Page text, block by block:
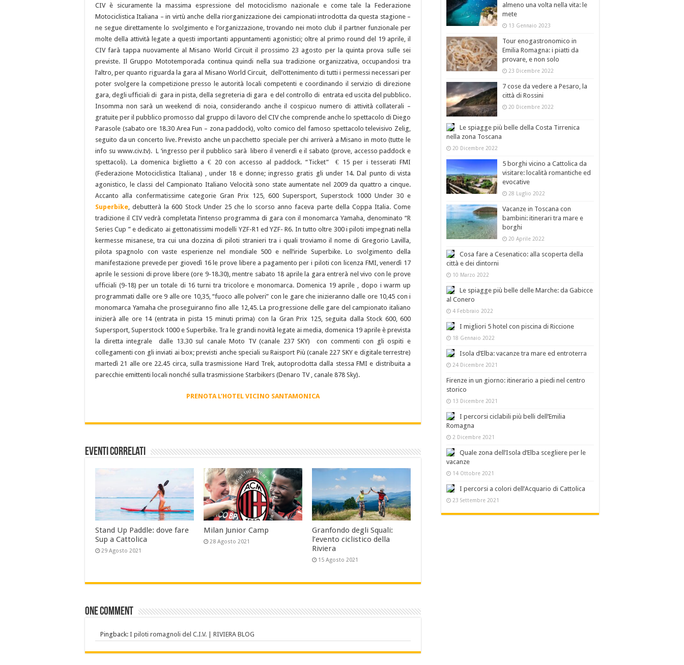
CIV è sicuramente la massima espressione del motociclismo nazionale e come tale la Federazione
Motociclistica Italiana – in virtù anche della riorganizzazione dei campionati introdotta da questa stagione –
ne segue direttamente lo svolgimento e l’organizzazione, trovando nei moto club il partner funzionale per
molte della attività legate a questi importanti appuntamenti agonistici; oltre al primo round del 19 aprile, il
CIV farà tappa nuovamente al Misano World Circuit il prossimo 23 agosto per la quinta prova sulle sei
previste. Il Gruppo Mototemporada continua quindi nella sua tradizione organizzativa, occupandosi tra
l’altro, per quanto riguarda la gara al Misano World Circuit, dell’ottenimento di tutti i permessi necessari per
poter svolgere la competizione presso le autorità locali competenti e coordinando il servizio di direzione
gara, degli ufficiali di gara in pista, della segreteria di gara e del controllo di entrata ed uscita del pubblico.
Insomma non sarà un weekend di noia, considerando anche il cospicuo numero di attività collaterali –
gratuite per il pubblico promosso dal gruppo di lavoro del CIV che comprende anche lo spettacolo di Diego
Parasole (sabato ore 18.30 Area Fun – zona paddock), volto comico del famoso spettacolo televisivo Zelig,
seguito da un concerto live. Previsto anche un pacchetto speciale per chi arriverà a Misano in moto (tutte le
info su www.civ.tv). L ‘ingresso per il pubblico sarà libero il venerdì e il sabato (prove, accesso paddock e
spettacoli). La domenica biglietto a € 20 con accesso al paddock. “Ticket” € 15 per i tesserati FMI
(Federazione Motociclistica Italiana) , under 18 e donne; ingresso gratis gli under 14. Dal punto di vista
agonistico, le classi del Campionato Italiano Velocità sono state aumentate nel 2009 da quattro a cinque.
Accanto alla confermatissime categorie Gran Prix 125, 600 Supersport, Superstock 1000 Under 30 e
Superbike, debutterà la 600 Stock Under 25 che lo scorso anno faceva parte della Coppa Italia. Come
tradizione il CIV vedrà completata l’intenso programma di gara con il monomarca Yamaha, denominato “R
Series Cup ” e dedicato ai gettonatissimi modelli YZF-R1 ed YZF- R6. In tutto oltre 300 i piloti impegnati nella
kermesse misanese, tra cui una dozzina di piloti stranieri tra i quali troviamo il nome di Gregorio Lavilla,
pilota spagnolo con vaste esperienze nel mondiale 500 e nell’iride Superbike. Lo svolgimento della
manifestazione prevede per giovedì 16 le prove libere a pagamento per i piloti con licenza FMI, venerdì 17
aprile le sessioni di prove libere (ore 9-18.30), mentre sabato 18 aprile la gara entrerà nel vivo con le prove
ufficiali (9-18) per un totale di 16 turni tra tricolore e monomarca. Domenica 19 aprile , dopo i warm up
programmati dalle ore 9 alle ore 10,35, “fuoco alle polveri” con le gare che inizieranno dalle ore 10,45 con i
monomarca Yamaha che proseguiranno fino alle 12,45. La progressione delle gare del campionato italiano
inizierà alle ore 14 (entrata in pista 15 minuti prima) con la Gran Prix 125, seguita dalla Stock 600, 600
Supersport, Superstock 1000 e Superbike. Tra le grandi novità legate ai media, domenica 19 aprile è prevista
la diretta integrale dalle 13.30 sul canale Moto TV (canale 237 SKY) con commenti con gli ospiti e
collegamenti con gli inviati ai box; previsti anche speciali su Raisport Più (canale 227 SKY e digitale terrestre)
martedì 21 alle ore 22.45 circa, sulla trasmissione Hard Trek, autoprodotta dalla stessa FMI e distribuita a
parecchie emittenti locali nonché sulla trasmissione Starbikers (Denaro TV , canale 878 Sky).
PRENOTA L’HOTEL VICINO SANTAMONICA
Eventi Correlati
Stand Up Paddle: dove fare
Sup a Cattolica
29 Agosto 2021
Milan Junior Camp
28 Agosto 2021
Granfondo degli Squali:
l’evento ciclistico della
Riviera
15 Agosto 2021
One comment
Pingback: I piloti romagnoli del C.I.V. | RIVIERA BLOG
almeno una volta nella vita: le
mete
13 Gennaio 2023
Tour enogastronomico in
Emilia Romagna: i piatti da
provare, e non solo
23 Dicembre 2022
7 cose da vedere a Pesaro, la
città di Rossini
20 Dicembre 2022
Le spiagge più belle della Costa Tirrenica
nella zona Toscana
20 Dicembre 2022
5 borghi vicino a Cattolica da
visitare: località romantiche ed
evocative
28 Luglio 2022
Vacanze in Toscana con
bambini: itinerari tra mare e
borghi
20 Aprile 2022
Cosa fare a Cesenatico: alla scoperta della
città e dei dintorni
10 Marzo 2022
Le spiagge più belle delle Marche: da Gabicce
al Conero
4 Febbraio 2022
I migliori 5 hotel con piscina di Riccione
18 Gennaio 2022
Isola d’Elba: vacanze tra mare ed entroterra
24 Dicembre 2021
Firenze in un giorno: itinerario a piedi nel centro
storico
13 Dicembre 2021
I percorsi ciclabili più belli dell’Emilia
Romagna
2 Dicembre 2021
Quale zona dell’Isola d’Elba scegliere per le
vacanze
14 Ottobre 2021
I percorsi a colori dell’Acquario di Cattolica
23 Settembre 2021